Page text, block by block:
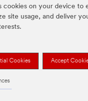
cookies on your device to
site usage, and deliver
Cookies Accept